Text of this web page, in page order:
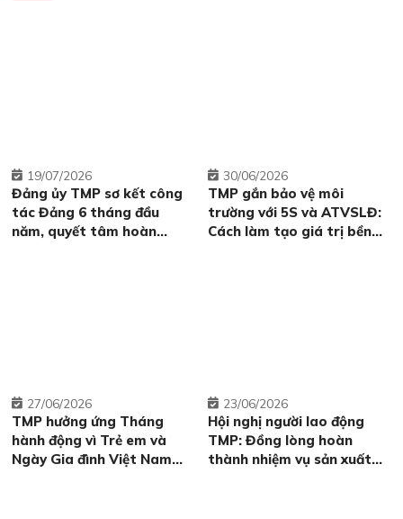
Đảng ủy TMP sơ kết công
tác Đảng 6 tháng đầu
năm, quyết tâm hoàn
19 07/2026
TMP gắn bảo vệ môi
trường với 5S và ATVSLĐ:
Cách làm tạo giá trị bền
30 06/2026
TMP hưởng ứng Tháng
hành động vì Trẻ em và
Ngày Gia đình Việt Nam
27 06/2026
Hội nghị người lao động
TMP: Đồng lòng hoàn
thành nhiệm vụ sản xuất
23 06/2026